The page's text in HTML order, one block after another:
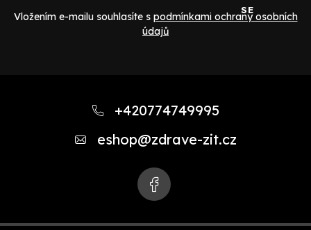
Vložením e-mailu souhlasíte s podmínkami ochrany osobních
údajů
SE
+420774749995
eshop@zdrave-zit.cz